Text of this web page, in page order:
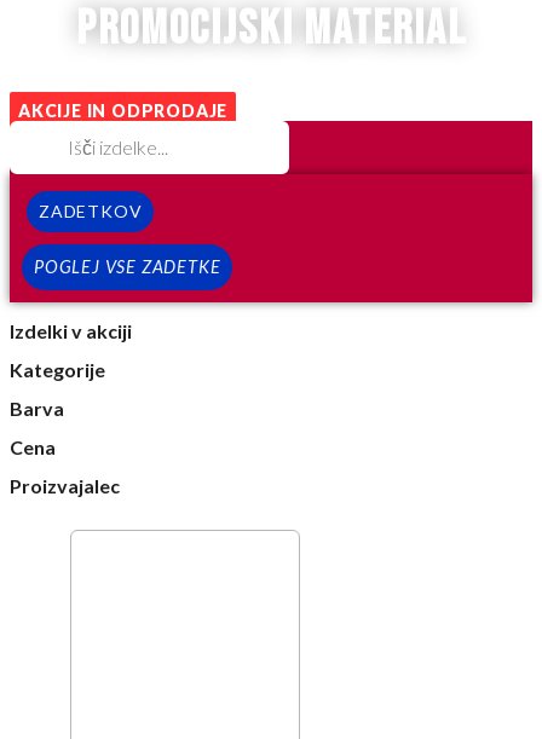
promocijski material
AKCIJE IN ODPRODAJE
ZADETKOV
POGLEJ VSE ZADETKE
Izdelki v akciji
Kategorije
Barva
Cena
Proizvajalec